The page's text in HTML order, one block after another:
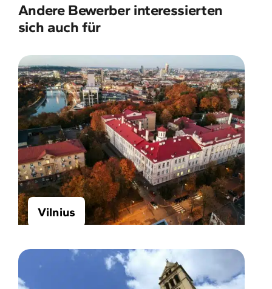
Andere Bewerber interessierten
sich auch für
Vilnius